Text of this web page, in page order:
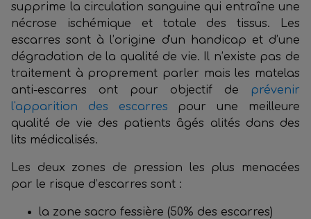
supprime la circulation sanguine qui entraîne une
nécrose ischémique et totale des tissus. Les
escarres sont à l’origine d'un handicap et d’une
dégradation de la qualité de vie. Il n’existe pas de
traitement à proprement parler mais les matelas
anti-escarres ont pour objectif de
prévenir
l'apparition des escarres pour une meilleure
qualité de vie des patients âgés alités dans des
lits médicalisés.
Les deux zones de pression les plus menacées
par le risque d’escarres sont :
la zone sacro fessière (50% des escarres)